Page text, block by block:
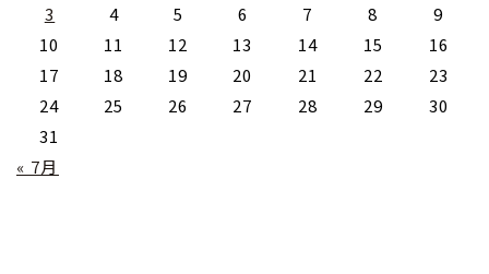
3
4 5 6 7 8
9
10
11 12 13 14 15
16
17
18 19 20 21 22
23
24
25 26 27 28 29
30
31
« 7月